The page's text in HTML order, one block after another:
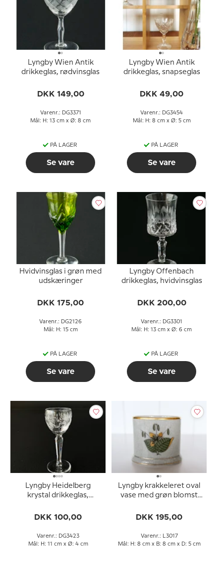
Lyngby Wien Antik
drikkeglas, rødvinsglas
DKK 149,00
Varenr.: DG3371
Mål: H: 13 cm x Ø: 8 cm
PÅ LAGER
Se vare
Lyngby Wien Antik
drikkeglas, snapseglas
DKK 49,00
Varenr.: DG3454
Mål: H: 8 cm x Ø: 5 cm
PÅ LAGER
Se vare
Hvidvinsglas i grøn med
udskæringer
DKK 175,00
Varenr.: DG2126
Mål: H: 15 cm
PÅ LAGER
Se vare
Lyngby Offenbach
drikkeglas, hvidvinsglas
DKK 200,00
Varenr.: DG3301
Mål: H: 13 cm x Ø: 6 cm
PÅ LAGER
Se vare
Lyngby Heidelberg
krystal drikkeglas,
DKK 100,00
Varenr.: DG3423
Mål: H: 11 cm x Ø: 4 cm
Lyngby krakkeleret oval
vase med grøn blomst
DKK 195,00
Varenr.: L3017
Mål: H: 8 cm x B: 8 cm x D: 5 cm